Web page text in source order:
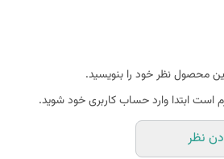
رو جلد مجله های معروف چاپ میشه
محصول نظر خود را بنویسید.
است ابتدا وارد حساب کاربری خود شوید.
نظر